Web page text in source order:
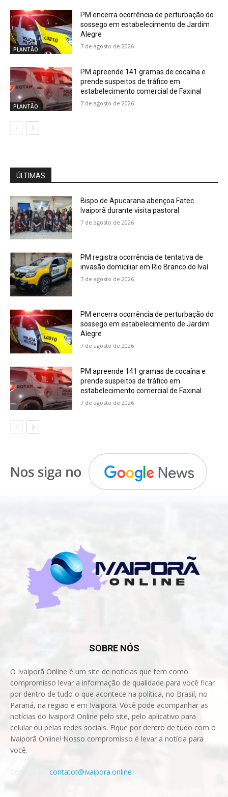
PLANTÃO
PM encerra ocorrência de perturbação do
sossego em estabelecimento de Jardim
Alegre
7 de agosto de 2026
PLANTÃO
PM apreende 141 gramas de cocaína e
prende suspeitos de tráfico em
estabelecimento comercial de Faxinal
7 de agosto de 2026
ÚLTIMAS
Bispo de Apucarana abençoa Fatec
Ivaiporã durante visita pastoral
7 de agosto de 2026
PM registra ocorrência de tentativa de
invasão domiciliar em Rio Branco do Ivaí
7 de agosto de 2026
PM encerra ocorrência de perturbação do
sossego em estabelecimento de Jardim
Alegre
7 de agosto de 2026
PM apreende 141 gramas de cocaína e
prende suspeitos de tráfico em
estabelecimento comercial de Faxinal
7 de agosto de 2026
SOBRE NÓS
O Ivaiporã Online é um site de notícias que tem como
compromisso levar a informação de qualidade para você ficar
por dentro de tudo o que acontece na política, no Brasil, no
Paraná, na região e em Ivaiporã. Você pode acompanhar as
notícias do Ivaiporã Online pelo site, pelo aplicativo para
celular ou pelas redes sociais. Fique por dentro de tudo com o
Ivaiporã Online! Nosso compromisso é levar a notícia para
você.
contatot@ivaipora.online